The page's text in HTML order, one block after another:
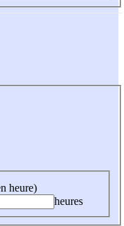
heure)
heures